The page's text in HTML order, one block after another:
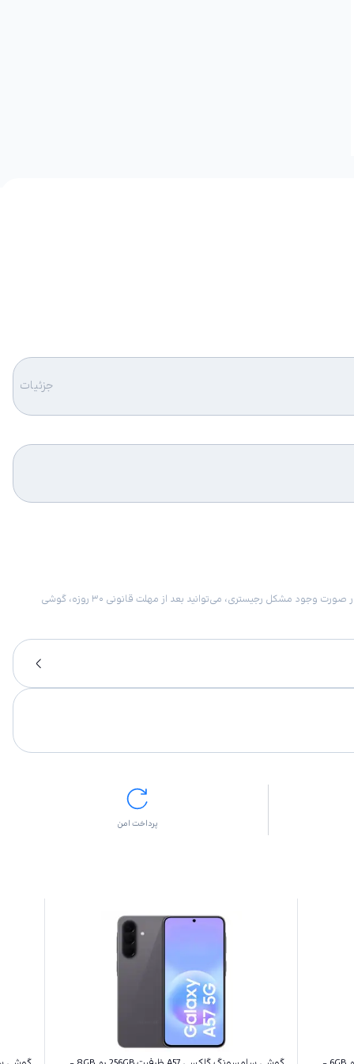
جزئیات
امکان برگشت کالا در گروه موبایل با دلیل “انصراف از خرید“ تنها در صورتی مورد قبول است که پلمب کالا باز نشده باشد. تمام گوشی‌های جی‌اس‌ام ضمانت رجیستری دارند. در صورت وجود مشکل رجیستری، می‌توانید بعد از مهلت قانونی ۳۰ روزه، گوشی
پرداخت امن